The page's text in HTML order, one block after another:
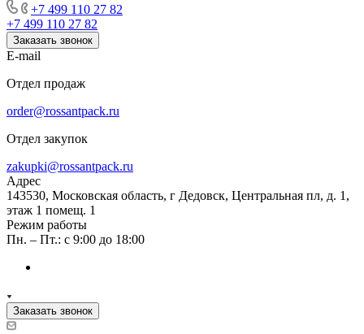
+7 499 110 27 82
+7 499 110 27 82
Заказать звонок
E-mail
Отдел продаж
order@rossantpack.ru
Отдел закупок
zakupki@rossantpack.ru
Адрес
143530, Московская область, г Дедовск, Центральная пл, д. 1,
этаж 1 помещ. 1
Режим работы
Пн. – Пт.: с 9:00 до 18:00
Заказать звонок